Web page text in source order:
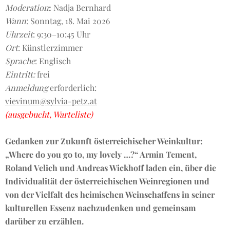
Moderation: Nadja Bernhard
Wann: Sonntag, 18. Mai 2026
Uhrzeit: 9:30–10:45 Uhr
Ort: Künstlerzimmer
Sprache: Englisch
Eintritt:frei
Anmeldungerforderlich:
vievinum@sylvia-petz.at
(ausgebucht, Warteliste)
Gedanken zur Zukunft österreichischer Weinkultur:
„Where do you go to, my lovely …?“ Armin Tement,
Roland Velich und Andreas Wickhoff laden ein, über die
Individualität der österreichischen Weinregionen und
von der Vielfalt des heimischen Weinschaffens in seiner
kulturellen Essenz nachzudenken und gemeinsam
darüber zu erzählen.